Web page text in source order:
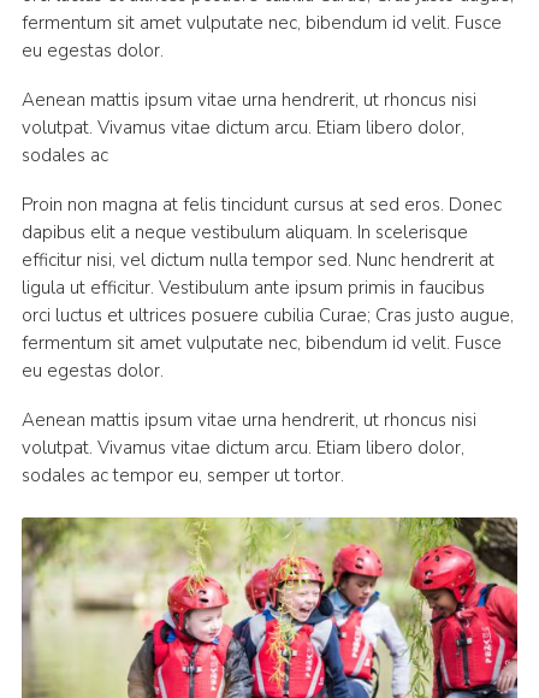
fermentum sit amet vulputate nec, bibendum id velit. Fusce
eu egestas dolor.
Aenean mattis ipsum vitae urna hendrerit, ut rhoncus nisi
volutpat. Vivamus vitae dictum arcu. Etiam libero dolor,
sodales ac
Proin non magna at felis tincidunt cursus at sed eros. Donec
dapibus elit a neque vestibulum aliquam. In scelerisque
efficitur nisi, vel dictum nulla tempor sed. Nunc hendrerit at
ligula ut efficitur. Vestibulum ante ipsum primis in faucibus
orci luctus et ultrices posuere cubilia Curae; Cras justo augue,
fermentum sit amet vulputate nec, bibendum id velit. Fusce
eu egestas dolor.
Aenean mattis ipsum vitae urna hendrerit, ut rhoncus nisi
volutpat. Vivamus vitae dictum arcu. Etiam libero dolor,
sodales ac tempor eu, semper ut tortor.